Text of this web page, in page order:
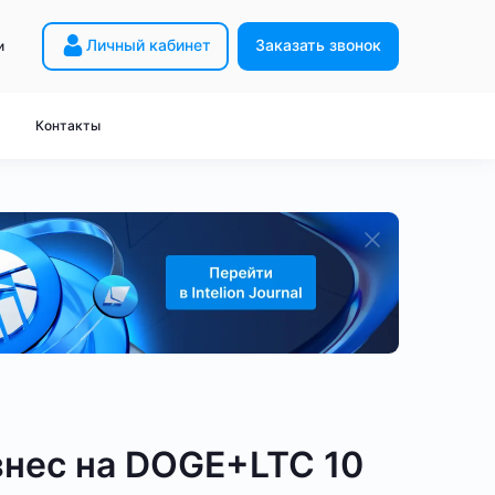
Личный кабинет Заказать звонок
Контакты
Майнинг с нуля
Словарь
на DOGE+LTC 10